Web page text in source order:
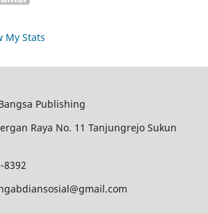
My Stats
Publishing
Raya No. 11 Tanjungrejo Sukun
8392